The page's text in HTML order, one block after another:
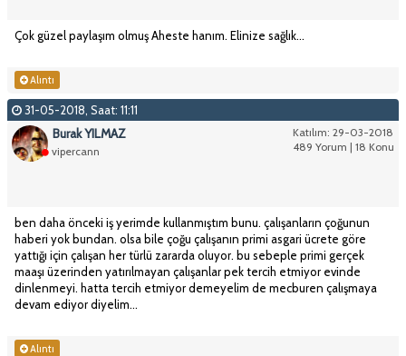
Çok güzel paylaşım olmuş Aheste hanım. Elinize sağlık...
Alıntı
31-05-2018, Saat: 11:11
Katılım: 29-03-2018
489 Yorum | 18 Konu
Burak YILMAZ
vipercann
ben daha önceki iş yerimde kullanmıştım bunu. çalışanların çoğunun
haberi yok bundan. olsa bile çoğu çalışanın primi asgari ücrete göre
yattığı için çalışan her türlü zararda oluyor. bu sebeple primi gerçek
maaşı üzerinden yatırılmayan çalışanlar pek tercih etmiyor evinde
dinlenmeyi. hatta tercih etmiyor demeyelim de mecburen çalışmaya
devam ediyor diyelim...
Alıntı